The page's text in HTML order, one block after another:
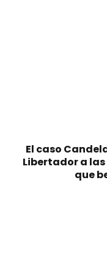
El caso
Libertador a
que